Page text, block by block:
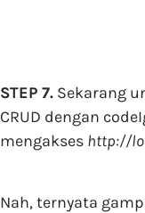
STEP 7. Sekarang
CRUD dengan
mengakses http://
Nah, ternyata